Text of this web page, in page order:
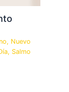
, Nuevo
, Salmo